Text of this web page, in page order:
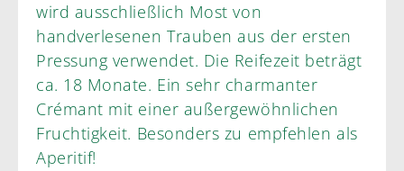
wird ausschließlich Most von
handverlesenen Trauben aus der ersten
Pressung verwendet. Die Reifezeit beträgt
ca. 18 Monate. Ein sehr charmanter
Crémant mit einer außergewöhnlichen
Fruchtigkeit. Besonders zu empfehlen als
Aperitif!